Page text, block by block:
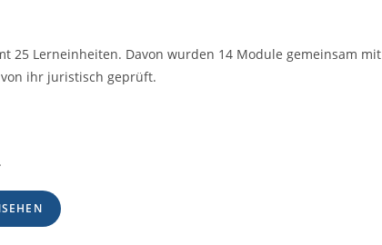
25 Lerneinheiten. Davon wurden 14 Module gemeinsam mit
ihr juristisch geprüft.